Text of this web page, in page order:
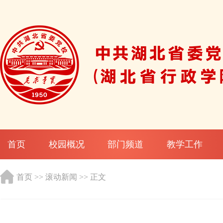
首页 校园概况 部门频道 教学工作
首页 >> 滚动新闻 >> 正文